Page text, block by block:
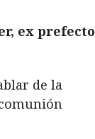
ex prefecto
de la